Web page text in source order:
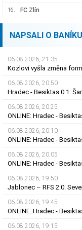
16. FC Zlín
NAPSALI O BANÍKU
06.08.2026, 21.35
06.08.2026, 20.50
06.08.2026, 20.25
06.08.2026, 20.10
06.08.2026, 20.05
06.08.2026, 19.50
06.08.2026, 19.45
06.08.2026, 19.15